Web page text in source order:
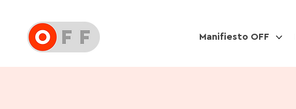
Manifiesto OFF